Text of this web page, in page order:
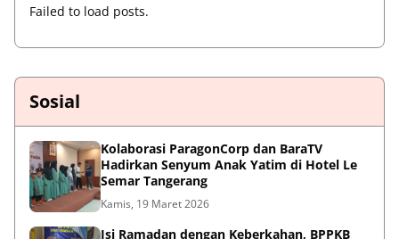
Failed to load posts.
Sosial
Kolaborasi ParagonCorp dan BaraTV
Hadirkan Senyum Anak Yatim di Hotel Le
Semar Tangerang
Kamis, 19 Maret 2026
Isi Ramadan dengan Keberkahan, BPPKB